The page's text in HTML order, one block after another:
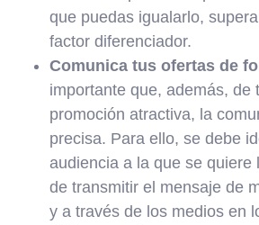
que puedas igualarlo,
factor diferenciador.
Comunica tus ofertas de
importante que, además, de
promoción atractiva, la
precisa. Para ello, se debe
audiencia a la que se quiere
de transmitir el mensaje de
y a través de los medios en